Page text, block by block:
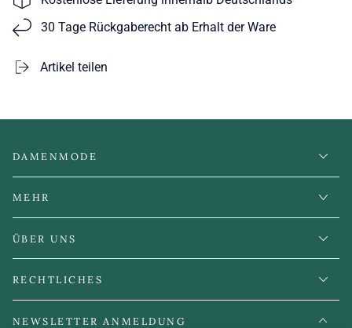
30 Tage Rückgaberecht ab Erhalt der Ware
Artikel teilen
DAMENMODE
MEHR
ÜBER UNS
RECHTLICHES
NEWSLETTER ANMELDUNG